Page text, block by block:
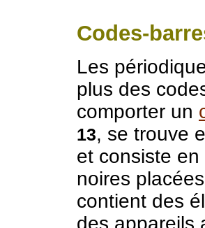
Codes-
Les
plus des
comporter un
13, se trouve
et consiste
noires
contient des